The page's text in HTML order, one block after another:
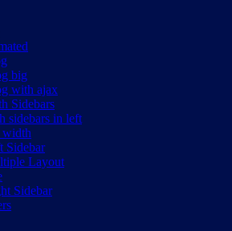
big
with ajax
Sidebars
sidebars in left
width
Sidebar
Layout
Sidebar